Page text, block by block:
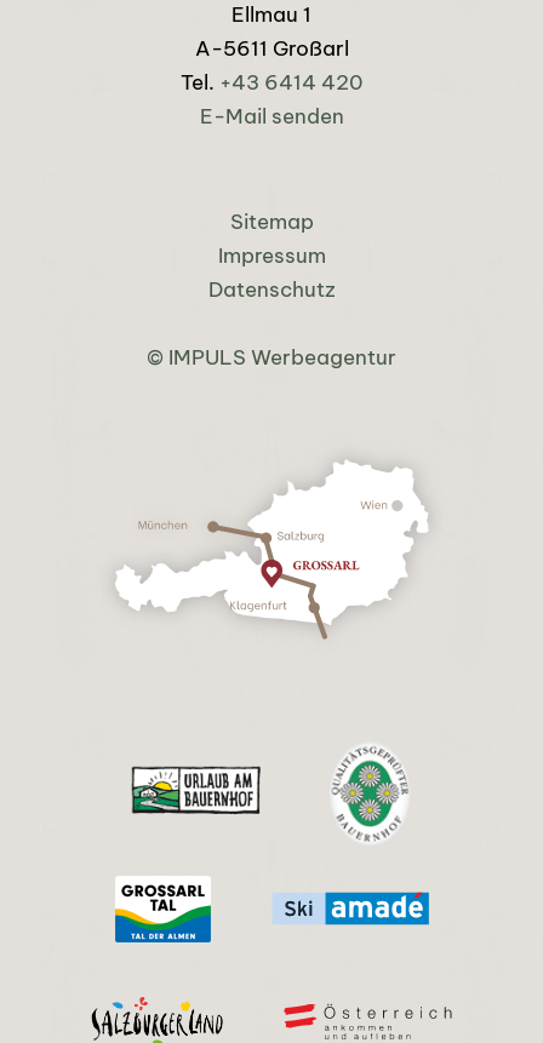
Ellmau 1
A-5611 Großarl
Tel. +43 6414 420
E-Mail senden
Sitemap
Impressum
Datenschutz
© IMPULS Werbeagentur